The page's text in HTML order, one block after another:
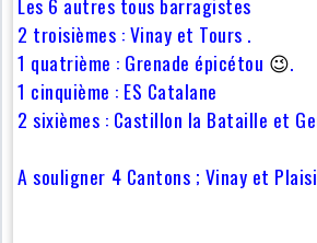
2 troisièmes : Vinay et Tours .
1 quatrième : Grenade épicétou 😉.
1 cinquième : ES Catalane
2 sixièmes : Castillon la Bataille et
A souligner 4 Cantons ; Vinay et